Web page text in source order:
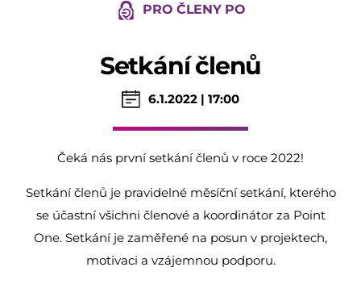
PRO ČLENY PO
Setkání členů
6.1.2022 | 17:00
Čeká nás první setkání členů v roce 2022!
Setkání členů je pravidelné měsíční setkání, kterého
se účastní všichni členové a koordinátor za Point
One. Setkání je zaměřené na posun v projektech,
motivaci a vzájemnou podporu.